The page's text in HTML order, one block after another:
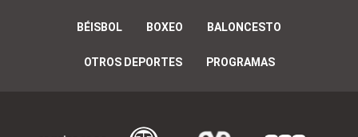
BÉISBOL BOXEO BALONCESTO
OTROS DEPORTES PROGRAMAS